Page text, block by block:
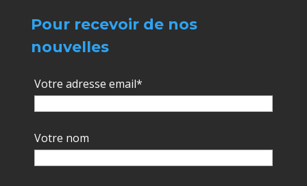
Pour recevoir de nos
nouvelles
Votre adresse email*
Votre nom